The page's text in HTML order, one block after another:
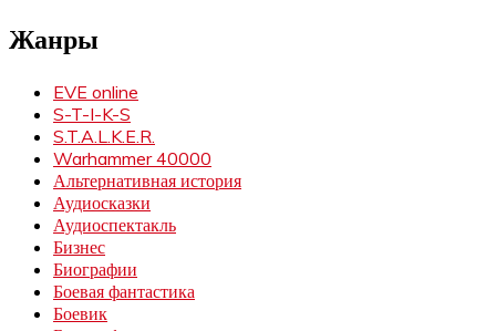
Жанры
EVE online
S-T-I-K-S
S.T.A.L.K.E.R.
Warhammer 40000
Альтернативная история
Аудиосказки
Аудиоспектакль
Бизнес
Биографии
Боевая фантастика
Боевик